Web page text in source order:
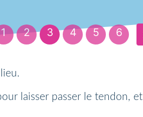
1 2 3 4 5 6
laisser passer le tendon, et